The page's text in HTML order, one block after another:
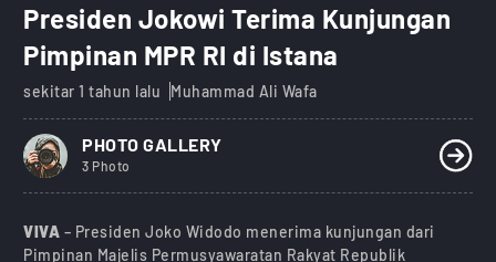
Presiden Jokowi Terima Kunjungan
Pimpinan MPR RI di Istana
sekitar 1 tahun lalu Muhammad Ali Wafa
PHOTO GALLERY
3 Photo
VIVA – Presiden Joko Widodo menerima kunjungan dari
Pimpinan Majelis Permusyawaratan Rakyat Republik